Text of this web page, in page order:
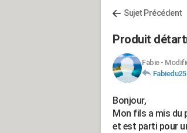
Sujet Précédent
Produit
Fabie-
Fabiedu25
Bonjour,
Mon fils a mis du
et est parti pour